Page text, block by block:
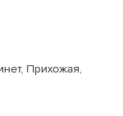
Прихожая,